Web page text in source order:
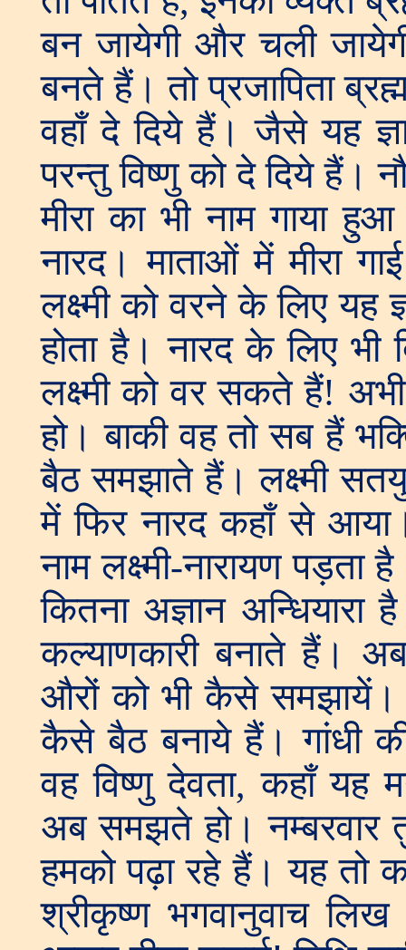
बन जायेगी और चली
बनते हैं। तो प्रजापिता
वहाँ दे दिये हैं। जैसे यह
परन्तु विष्णु को दे दिये हैं।
मीरा का भी नाम गाया
नारद। माताओं में मीरा
लक्ष्मी को वरने के लिए यह
होता है। नारद के लिए
लक्ष्मी को वर सकते हैं!
हो। बाकी वह तो सब हैं
बैठ समझाते हैं। लक्ष्मी
में फिर नारद कहाँ से
नाम लक्ष्मी-नारायण पड़ता
कितना अज्ञान
कल्याणकारी बनाते हैं।
औरों को भी कैसे समझायें।
कैसे बैठ बनाये हैं। गांधी
वह विष्णु देवता, कहाँ यह
अब समझते हो। नम्बरवार
हमको पढ़ा रहे हैं। यह तो
श्रीकृष्ण भगवानुवाच